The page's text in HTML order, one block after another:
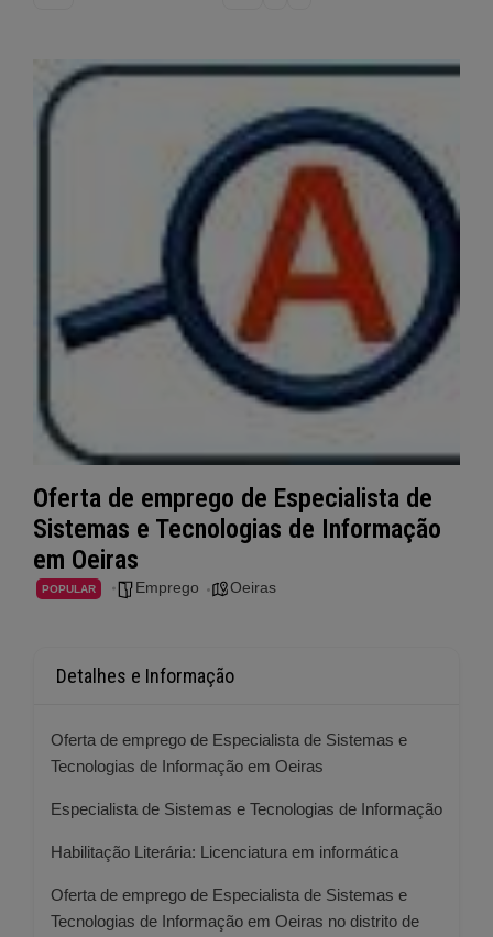
Oferta de emprego de Especialista de
Sistemas e Tecnologias de Informação
em Oeiras
POPULAR Emprego Oeiras
Detalhes e Informação
Oferta de emprego de Especialista de Sistemas e
Tecnologias de Informação em Oeiras
Especialista de Sistemas e Tecnologias de Informação
Habilitação Literária: Licenciatura em informática
Oferta de emprego de Especialista de Sistemas e
Tecnologias de Informação em Oeiras no distrito de